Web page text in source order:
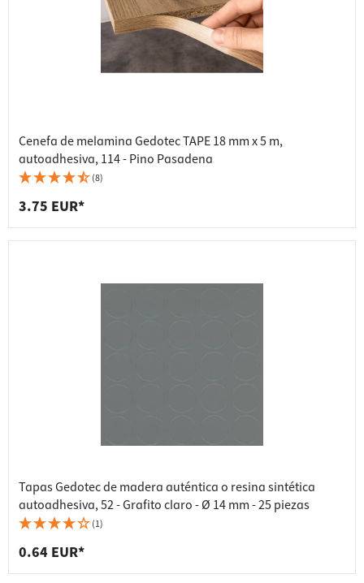
Cenefa de melamina Gedotec TAPE 18 mm x 5 m,
autoadhesiva, 114 - Pino Pasadena
(8)
3.75 EUR*
Tapas Gedotec de madera auténtica o resina sintética
autoadhesiva, 52 - Grafito claro - Ø 14 mm - 25 piezas
(1)
0.64 EUR*